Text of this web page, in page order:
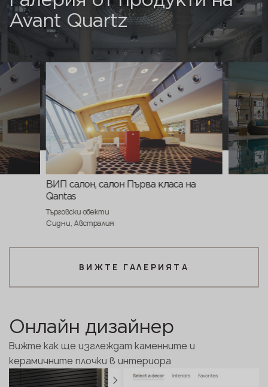
Avant Quartz
ВИП салон, салон Първа класа на
Qantas
Търговски обекти
Сидни, Австралия
ВИЖТЕ ГАЛЕРИЯТА
Онлайн дизайнер
Вижте как ще изглеждат каменните и
керамичните плочки в интериора